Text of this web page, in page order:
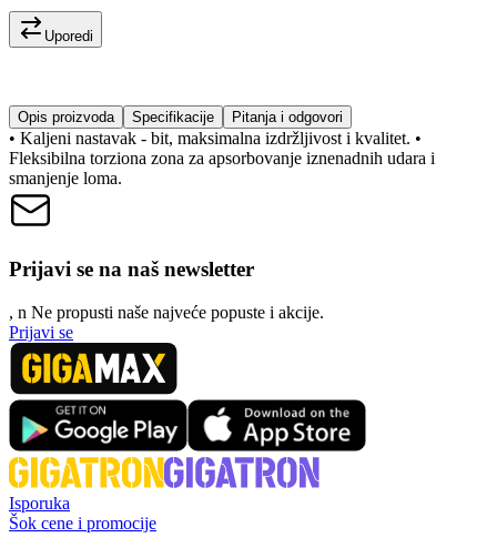
Uporedi
Opis proizvoda Specifikacije Pitanja i odgovori
• Kaljeni nastavak - bit, maksimalna izdržljivost i kvalitet. •
Fleksibilna torziona zona za apsorbovanje iznenadnih udara i
smanjenje loma.
Prijavi se na naš newsletter
, n Ne propusti naše najveće popuste i akcije.
Prijavi se
Isporuka
Šok cene i promocije